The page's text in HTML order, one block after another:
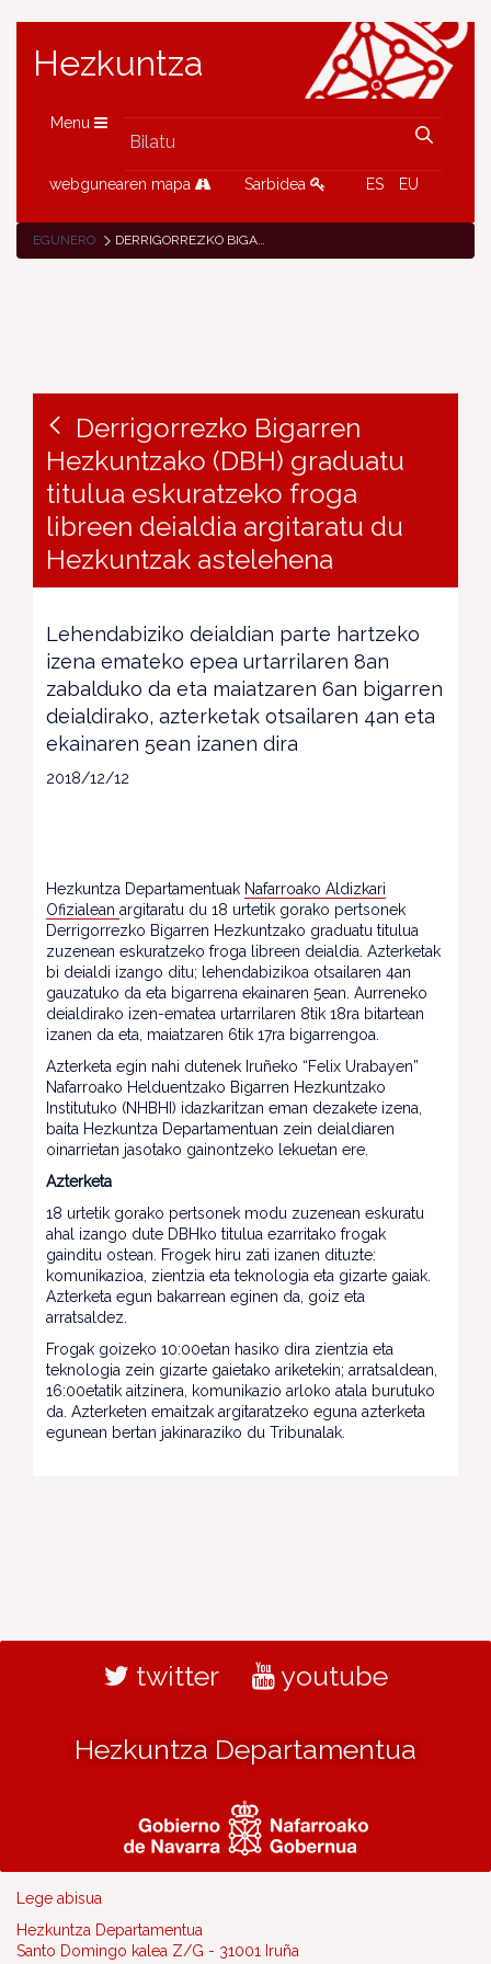
Hezkuntza
Menu
webgunearen mapa Sarbidea ES EU
EGUNERO DERRIGORREZKO BIGARREN HEZKUNTZAKO (DBH) GRADUATU TITULUA ESKURATZEKO FROGA LIBREEN DEIALDIA ARGITARATU DU HEZKUNTZAK ASTELEHENA
Derrigorrezko Bigarren
Hezkuntzako (DBH) graduatu
titulua eskuratzeko froga
libreen deialdia argitaratu du
Hezkuntzak astelehena
Lehendabiziko deialdian parte hartzeko
izena emateko epea urtarrilaren 8an
zabalduko da eta maiatzaren 6an bigarren
deialdirako, azterketak otsailaren 4an eta
ekainaren 5ean izanen dira
2018/12/12
Hezkuntza Departamentuak Nafarroako Aldizkari
Ofizialean argitaratu du 18 urtetik gorako pertsonek
Derrigorrezko Bigarren Hezkuntzako graduatu titulua
zuzenean eskuratzeko froga libreen deialdia. Azterketak
bi deialdi izango ditu; lehendabizikoa otsailaren 4an
gauzatuko da eta bigarrena ekainaren 5ean. Aurreneko
deialdirako izen-ematea urtarrilaren 8tik 18ra bitartean
izanen da eta, maiatzaren 6tik 17ra bigarrengoa.
Azterketa egin nahi dutenek Iruñeko “Felix Urabayen”
Nafarroako Helduentzako Bigarren Hezkuntzako
Institutuko (NHBHI) idazkaritzan eman dezakete izena,
baita Hezkuntza Departamentuan zein deialdiaren
oinarrietan jasotako gainontzeko lekuetan ere.
Azterketa
18 urtetik gorako pertsonek modu zuzenean eskuratu
ahal izango dute DBHko titulua ezarritako frogak
gainditu ostean. Frogek hiru zati izanen dituzte:
komunikazioa, zientzia eta teknologia eta gizarte gaiak.
Azterketa egun bakarrean eginen da, goiz eta
arratsaldez.
Frogak goizeko 10:00etan hasiko dira zientzia eta
teknologia zein gizarte gaietako ariketekin; arratsaldean,
16:00etatik aitzinera, komunikazio arloko atala burutuko
da. Azterketen emaitzak argitaratzeko eguna azterketa
egunean bertan jakinaraziko du Tribunalak.
twitter youtube
Hezkuntza Departamentua
Lege abisua
Hezkuntza Departamentua
Santo Domingo kalea Z/G - 31001 Iruña